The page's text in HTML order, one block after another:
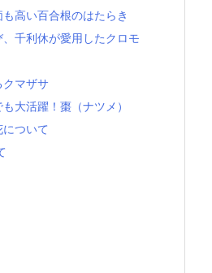
高い百合根のはたらき
千利休が愛用したクロモ
クマザサ
大活躍！棗（ナツメ）
ついて